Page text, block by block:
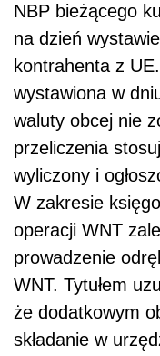
NBP bieżącego
na dzień
kontrahenta z
wystawiona w
waluty obcej nie
przeliczenia
wyliczony i
W zakresie
operacji WNT
prowadzenie
WNT. Tytułem
że dodatkowym
składanie w